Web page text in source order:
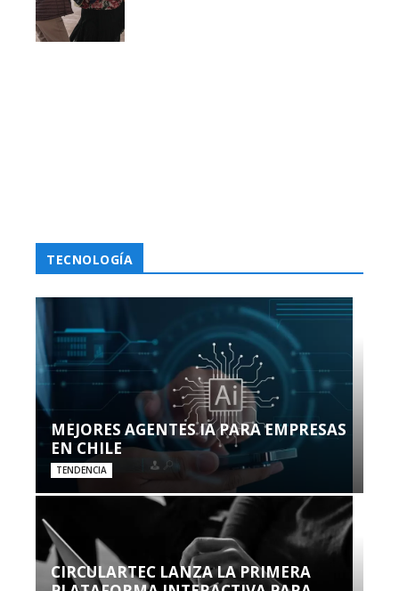
TECNOLOGÍA
MEJORES AGENTES IA PARA EMPRESAS
EN CHILE
TENDENCIA
CIRCULARTEC LANZA LA PRIMERA